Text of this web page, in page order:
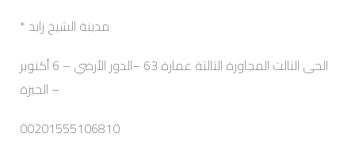
مدينة الشيخ زايد *
الحى الثالث المجاورة الثالثة عمارة 63 –الدور الأرضي – 6 أكتوبر
– الجيزة
00201555106810